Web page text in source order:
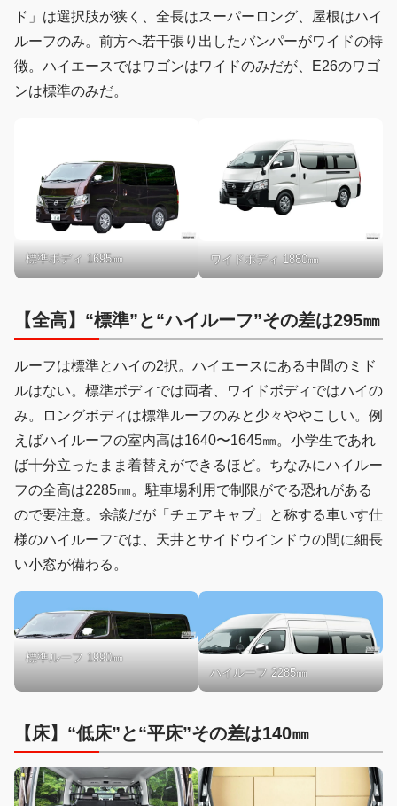
ド」は選択肢が狭く、全長はスーパーロング、屋根はハイ
ルーフのみ。前方へ若干張り出したバンパーがワイドの特
徴。ハイエースではワゴンはワイドのみだが、E26のワゴ
ンは標準のみだ。
標準ボディ 1695㎜ ワイドボディ 1880㎜
【全高】“標準”と“ハイルーフ”その差は295㎜
ルーフは標準とハイの2択。ハイエースにある中間のミド
ルはない。標準ボディでは両者、ワイドボディではハイの
み。ロングボディは標準ルーフのみと少々ややこしい。例
えばハイルーフの室内高は1640〜1645㎜。小学生であれ
ば十分立ったまま着替えができるほど。ちなみにハイルー
フの全高は2285㎜。駐車場利用で制限がでる恐れがある
ので要注意。余談だが「チェアキャブ」と称する車いす仕
様のハイルーフでは、天井とサイドウインドウの間に細長
い小窓が備わる。
標準ルーフ 1990㎜
ハイルーフ 2285㎜
【床】“低床”と“平床”その差は140㎜